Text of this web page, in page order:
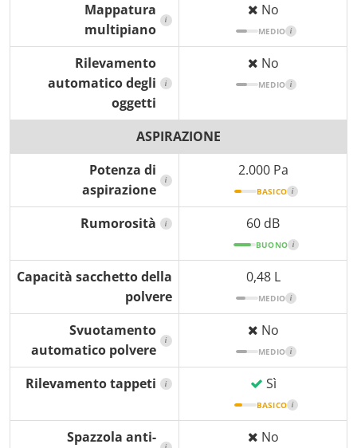
Mappatura
multipiano
i
No
MEDIO i
Rilevamento
automatico degli
oggetti
i
No
MEDIO i
ASPIRAZIONE
Potenza di
aspirazione
i
2.000 Pa
BASICO i
Rumorosità i 60 dB
BUONO i
Capacità sacchetto della
polvere
0,48 L
MEDIO i
Svuotamento
automatico polvere
i
No
MEDIO i
Rilevamento tappeti i Sì
BASICO i
Spazzola anti- No